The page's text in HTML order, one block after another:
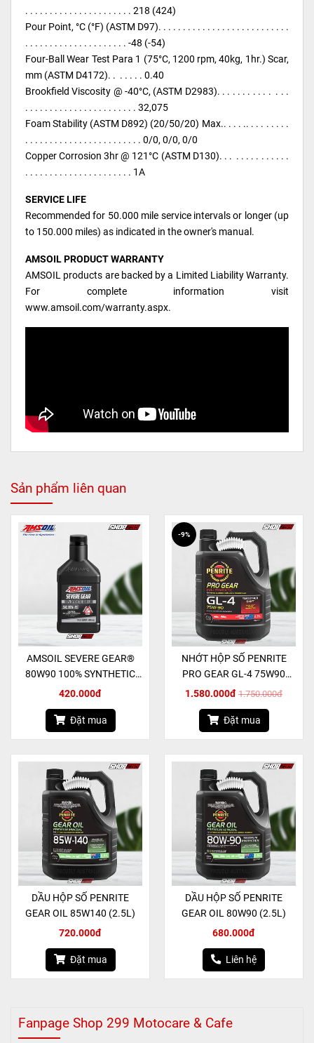
. . . . . . . . . . . . . . . . . . . . . . 218 (424)
Pour Point, °C (°F) (ASTM D97). . . . . . . . . . . . . . . . . . . . . . . . . . .
. . . . . . . . . . . . . . . . . . . . . -48 (-54)
Four-Ball Wear Test Para 1 (75°C, 1200 rpm, 40kg, 1hr.) Scar,
mm (ASTM D4172). . . . . . . 0.40
Brookfield Viscosity @ -40°C, (ASTM D2983). . . . . . . . . . . . . .
. . . . . . . . . . . . . . . . . . . . . . . 32,075
Foam Stability (ASTM D892) (20/50/20) Max.. . . . .. . . . . . . . .
. . . . . . . . . . . . . . . . . . . . . . . . 0/0, 0/0, 0/0
Copper Corrosion 3hr @ 121°C (ASTM D130). . . . . . . . . . . . . .
. . . . . . . . . . . . . . . . . . . . . . 1A
SERVICE LIFE
Recommended for 50.000 mile service intervals or longer (up
to 150.000 miles) as indicated in the owner's manual.
AMSOIL PRODUCT WARRANTY
AMSOIL products are backed by a Limited Liability Warranty.
For complete information visit
www.amsoil.com/warranty.aspx.
Sản phẩm liên quan
AMSOIL SEVERE GEAR®
80W90 100% SYNTHETIC
GEAR LUBE - 946ml
420.000đ
Đặt mua
NHỚT HỘP SỐ PENRITE
PRO GEAR GL-4 75W90
(2.5L)
1.580.000đ 1.750.000đ
-9%
Đặt mua
DẦU HỘP SỐ PENRITE
GEAR OIL 85W140 (2.5L)
720.000đ
Đặt mua
DẦU HỘP SỐ PENRITE
GEAR OIL 80W90 (2.5L)
680.000đ
Liên hệ
Fanpage Shop 299 Motocare & Cafe